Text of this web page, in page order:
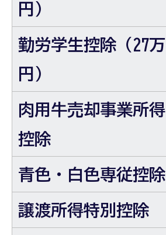
円）
勤労学生控除（27万
円）
肉用牛売却事業所得
控除
青色・白色専従控除
譲渡所得特別控除